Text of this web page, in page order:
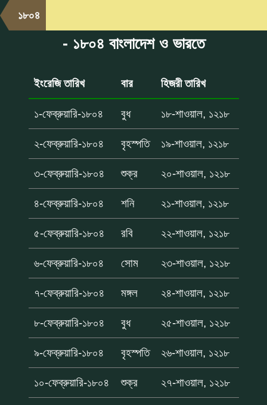
১৮০৪
- ১৮০৪ বাংলাদেশ ও ভারতে
ইংরেজি তারিখ বার হিজরী তারিখ
১-ফেব্রুয়ারি-১৮০৪ বুধ ১৮-শাওয়াল, ১২১৮
২-ফেব্রুয়ারি-১৮০৪ বৃহস্পতি ১৯-শাওয়াল, ১২১৮
৩-ফেব্রুয়ারি-১৮০৪ শুক্র ২০-শাওয়াল, ১২১৮
৪-ফেব্রুয়ারি-১৮০৪ শনি ২১-শাওয়াল, ১২১৮
৫-ফেব্রুয়ারি-১৮০৪ রবি ২২-শাওয়াল, ১২১৮
৬-ফেব্রুয়ারি-১৮০৪ সোম ২৩-শাওয়াল, ১২১৮
৭-ফেব্রুয়ারি-১৮০৪ মঙ্গল ২৪-শাওয়াল, ১২১৮
৮-ফেব্রুয়ারি-১৮০৪ বুধ ২৫-শাওয়াল, ১২১৮
৯-ফেব্রুয়ারি-১৮০৪ বৃহস্পতি ২৬-শাওয়াল, ১২১৮
১০-ফেব্রুয়ারি-১৮০৪ শুক্র ২৭-শাওয়াল, ১২১৮